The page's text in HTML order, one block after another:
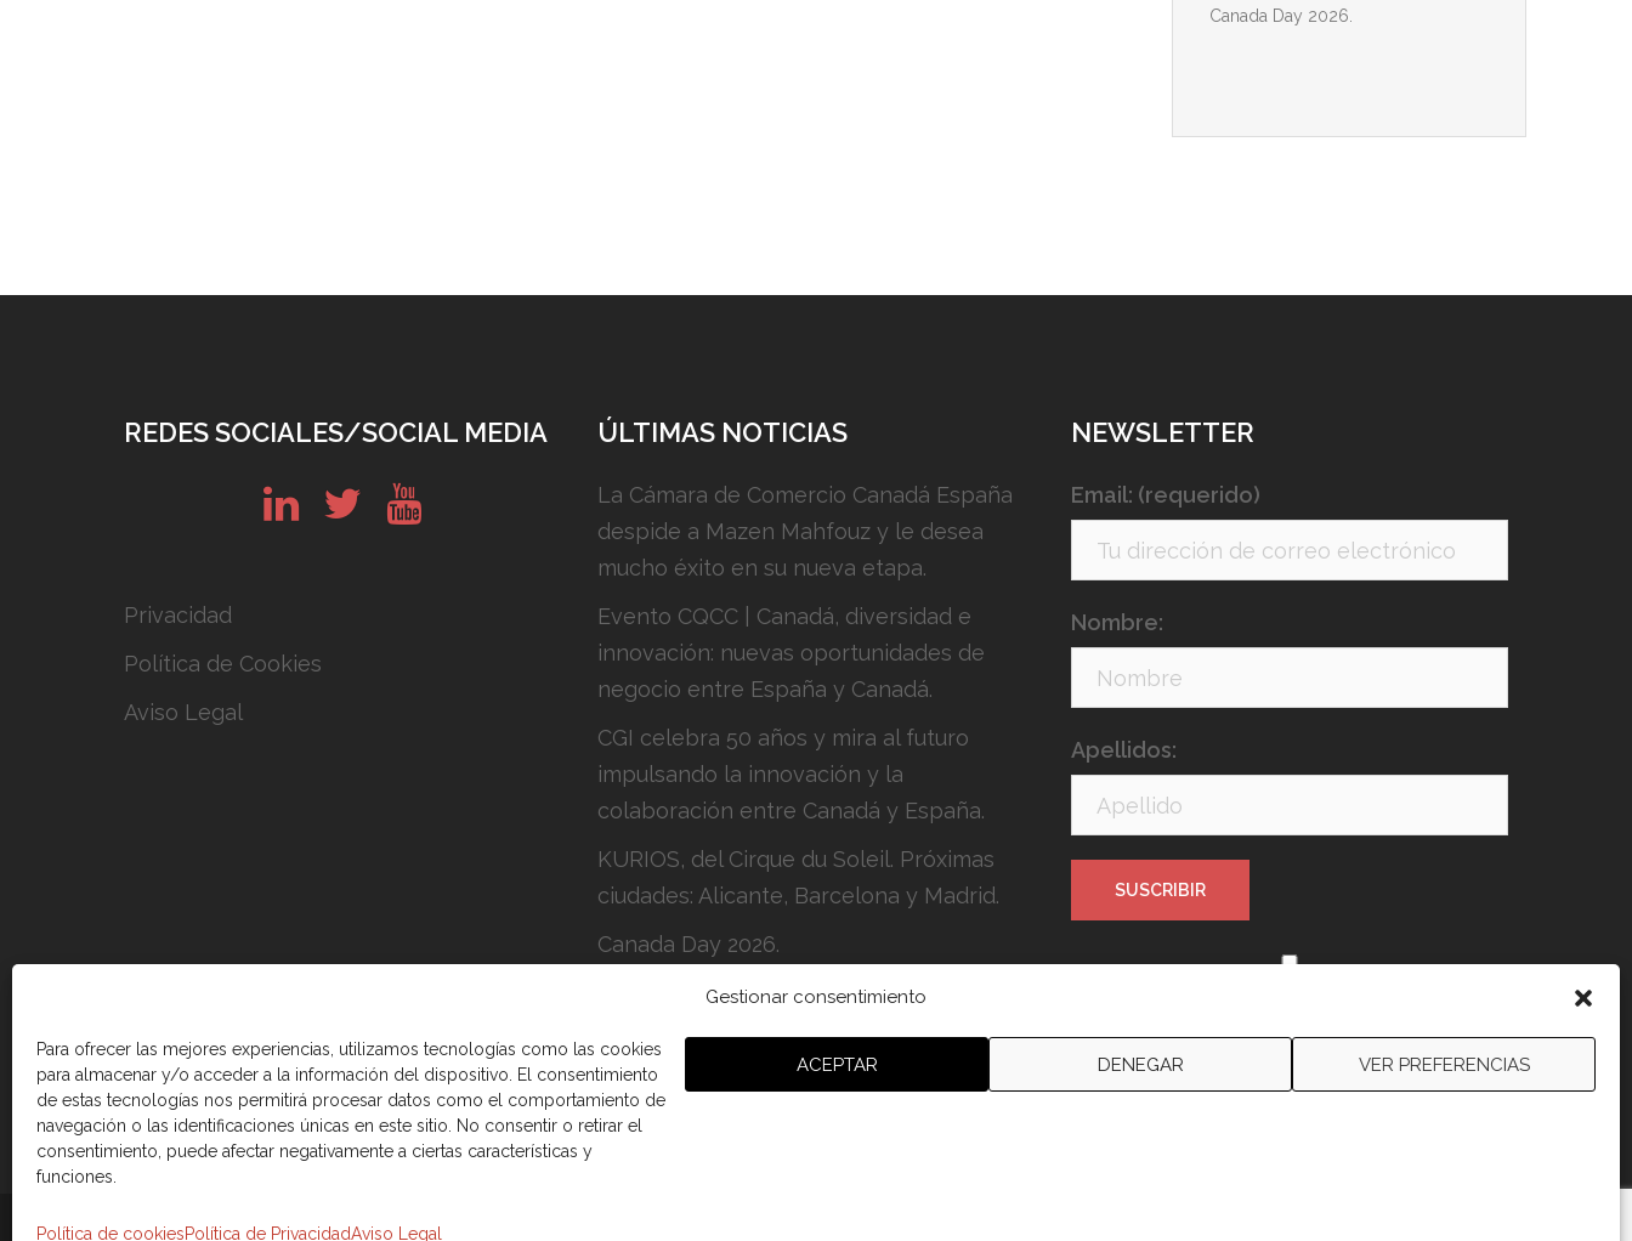
Gestionar consentimiento
Para ofrecer las mejores experiencias, utilizamos tecnologías como las cookies
para almacenar y/o acceder a la información del dispositivo. El consentimiento
de estas tecnologías nos permitirá procesar datos como el comportamiento de
navegación o las identificaciones únicas en este sitio. No consentir o retirar el
consentimiento, puede afectar negativamente a ciertas características y
funciones.
ACEPTAR DENEGAR VER PREFERENCIAS
Política de cookiesPolítica de PrivacidadAviso Legal
Canada Day 2026.
REDES SOCIALES/SOCIAL MEDIA
Privacidad
Política de Cookies
Aviso Legal
ÚLTIMAS NOTICIAS
La Cámara de Comercio Canadá España
despide a Mazen Mahfouz y le desea
mucho éxito en su nueva etapa.
Evento CQCC | Canadá, diversidad e
innovación: nuevas oportunidades de
negocio entre España y Canadá.
CGI celebra 50 años y mira al futuro
impulsando la innovación y la
colaboración entre Canadá y España.
KURIOS, del Cirque du Soleil. Próximas
ciudades: Alicante, Barcelona y Madrid.
Canada Day 2026.
NEWSLETTER
Email: (requerido)
Nombre:
Apellidos:
condiciones
© 2026 Cámara de comercio Canadá España.